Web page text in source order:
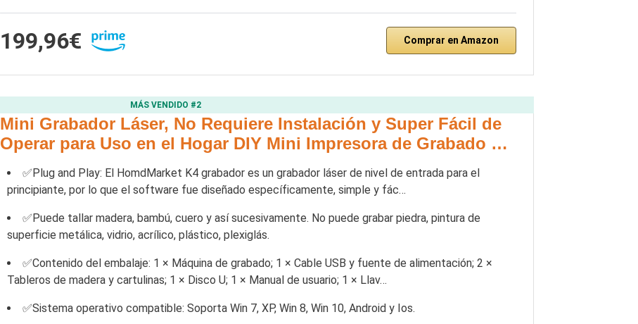
199,96€ Comprar en Amazon
MÁS VENDIDO #2
Mini Grabador Láser, No Requiere Instalación y Super Fácil de
Operar para Uso en el Hogar DIY Mini Impresora de Grabado …
✅Plug and Play: El HomdMarket K4 grabador es un grabador láser de nivel de entrada para el
principiante, por lo que el software fue diseñado específicamente, simple y fác…
✅Puede tallar madera, bambú, cuero y así sucesivamente. No puede grabar piedra, pintura de
superficie metálica, vidrio, acrílico, plástico, plexiglás.
✅Contenido del embalaje: 1 × Máquina de grabado; 1 × Cable USB y fuente de alimentación; 2 ×
Tableros de madera y cartulinas; 1 × Disco U; 1 × Manual de usuario; 1 × Llav…
✅Sistema operativo compatible: Soporta Win 7, XP, Win 8, Win 10, Android y Ios.